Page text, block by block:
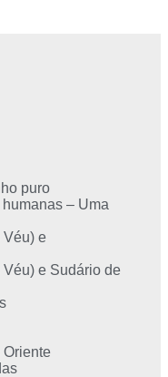
puro
– Uma
Véu) e
e Sudário de
Oriente